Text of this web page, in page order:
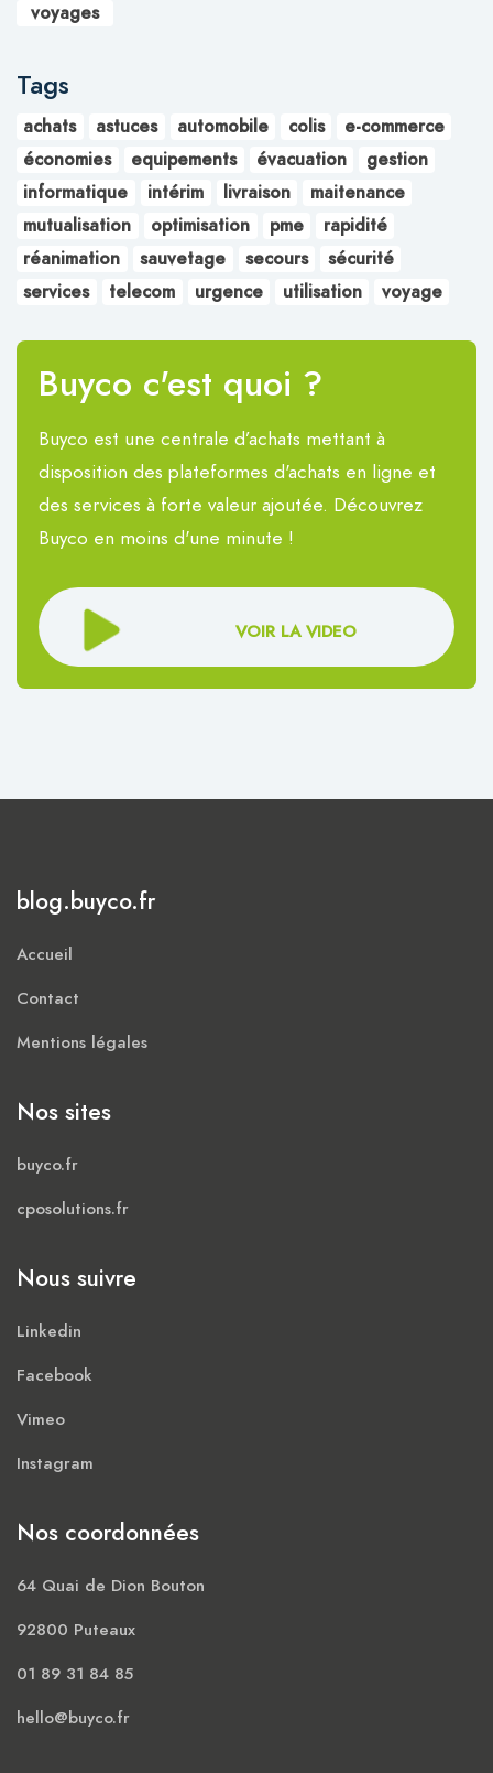
voyages
Tags
achats astuces automobile colis
e-commerce
économies
equipements évacuation
gestion
informatique
intérim livraison
maitenance
mutualisation
optimisation pme
rapidité
réanimation
sauvetage secours
sécurité
services
telecom urgence utilisation voyage
Buyco c'est quoi ?
Buyco est une centrale d’achats mettant à
disposition des plateformes d'achats en ligne et
des services à forte valeur ajoutée. Découvrez
Buyco en moins d'une minute !
VOIR LA VIDEO
blog.buyco.fr
Accueil
Contact
Mentions légales
Nos sites
buyco.fr
cposolutions.fr
Nous suivre
Linkedin
Facebook
Vimeo
Instagram
Nos coordonnées
64 Quai de Dion Bouton
92800 Puteaux
01 89 31 84 85
hello
buyco.fr